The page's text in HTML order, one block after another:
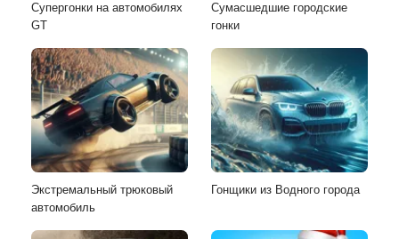
Супергонки на автомобилях
GT
Сумасшедшие городские
гонки
Экстремальный трюковый
автомобиль
Гонщики из Водного города